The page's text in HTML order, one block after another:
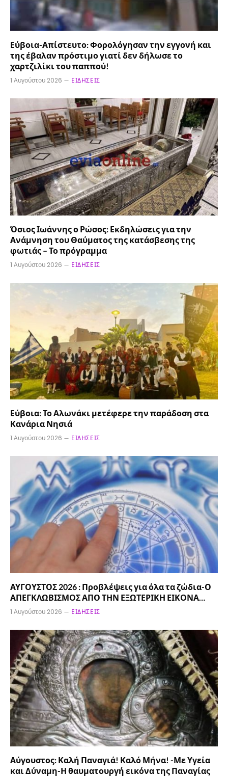
Εύβοια-Απίστευτο: Φορολόγησαν την εγγονή και
της έβαλαν πρόστιμο γιατί δεν δήλωσε το
χαρτζιλίκι του παππού!
1 Αυγούστου 2026 ΕΙΔΉΣΕΙΣ
Όσιος Ιωάννης ο Ρώσος: Εκδηλώσεις για την
Ανάμνηση του Θαύματος της κατάσβεσης της
φωτιάς – Το πρόγραμμα
1 Αυγούστου 2026 ΕΙΔΉΣΕΙΣ
Εύβοια: Το Αλωνάκι μετέφερε την παράδοση στα
Κανάρια Νησιά
1 Αυγούστου 2026 ΕΙΔΉΣΕΙΣ
ΑΥΓΟΥΣΤΟΣ 2026 : Προβλέψεις για όλα τα ζώδια-Ο
ΑΠΕΓΚΛΩΒΙΣΜΟΣ ΑΠΟ ΤΗΝ ΕΞΩΤΕΡΙΚΗ ΕΙΚΟΝΑ…
1 Αυγούστου 2026 ΕΙΔΉΣΕΙΣ
Αύγουστος: Καλή Παναγιά! Καλό Μήνα! -Με Υγεία
και Δύναμη-Η θαυματουργή εικόνα της Παναγίας